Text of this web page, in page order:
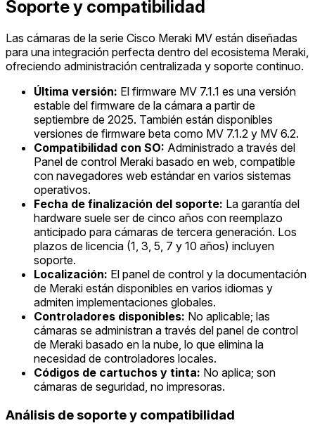
Soporte y compatibilidad
Las cámaras de la serie Cisco Meraki MV están diseñadas
para una integración perfecta dentro del ecosistema Meraki,
ofreciendo administración centralizada y soporte continuo.
Última versión: El firmware MV 7.1.1 es una versión
estable del firmware de la cámara a partir de
septiembre de 2025. También están disponibles
versiones de firmware beta como MV 7.1.2 y MV 6.2.
Compatibilidad con SO: Administrado a través del
Panel de control Meraki basado en web, compatible
con navegadores web estándar en varios sistemas
operativos.
Fecha de finalización del soporte: La garantía del
hardware suele ser de cinco años con reemplazo
anticipado para cámaras de tercera generación. Los
plazos de licencia (1, 3, 5, 7 y 10 años) incluyen
soporte.
Localización: El panel de control y la documentación
de Meraki están disponibles en varios idiomas y
admiten implementaciones globales.
Controladores disponibles: No aplicable; las
cámaras se administran a través del panel de control
de Meraki basado en la nube, lo que elimina la
necesidad de controladores locales.
Códigos de cartuchos y tinta: No aplica; son
cámaras de seguridad, no impresoras.
Análisis de soporte y compatibilidad